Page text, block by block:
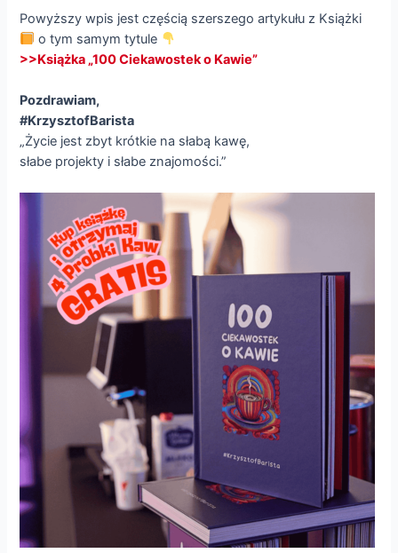
Powyższy wpis jest częścią szerszego artykułu z Książki
o tym samym tytule
>>Książka „100 Ciekawostek o Kawie”
Pozdrawiam,
#KrzysztofBarista
„Życie jest zbyt krótkie na słabą kawę,
słabe projekty i słabe znajomości.”